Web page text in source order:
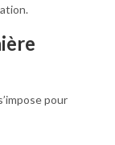
pour